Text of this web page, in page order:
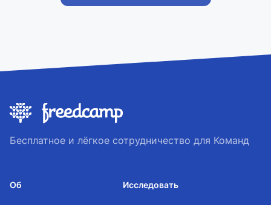
Бесплатное и лёгкое сотрудничество для Команд
Об Исследовать